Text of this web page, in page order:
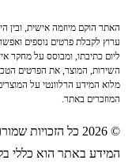
האתר הוקם מיוזמה אישית,
ערוץ לקבלת פרטים נוספים
ליום כתיבתו, ומבוסס על מחקר
השירות, המוצר, את הפרטים
מלוא המידע הרלוונטי על
המוזכרים באתר.
© 2026 כל הזכויות שמורות לשביל צדק
המידע באתר הוא כללי